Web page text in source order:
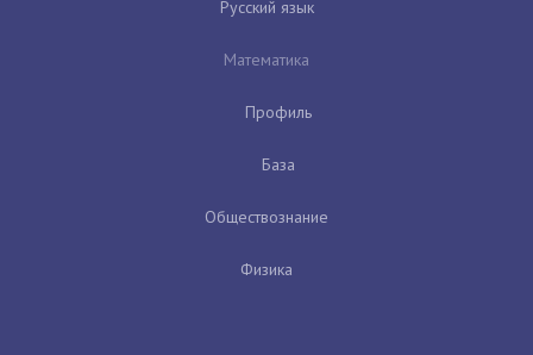
Русский язык
Математика
Профиль
База
Обществознание
Физика